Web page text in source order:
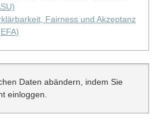
Fairness und Akzeptanz
Daten abändern, indem Sie
einloggen.